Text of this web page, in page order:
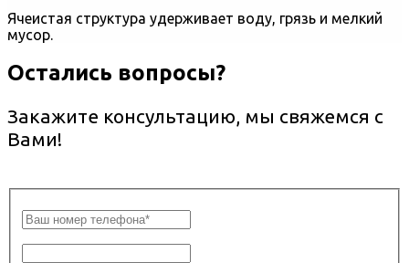
Ячеистая структура удерживает воду, грязь и мелкий
мусор.
Остались вопросы?
Закажите консультацию, мы свяжемся с
Вами!